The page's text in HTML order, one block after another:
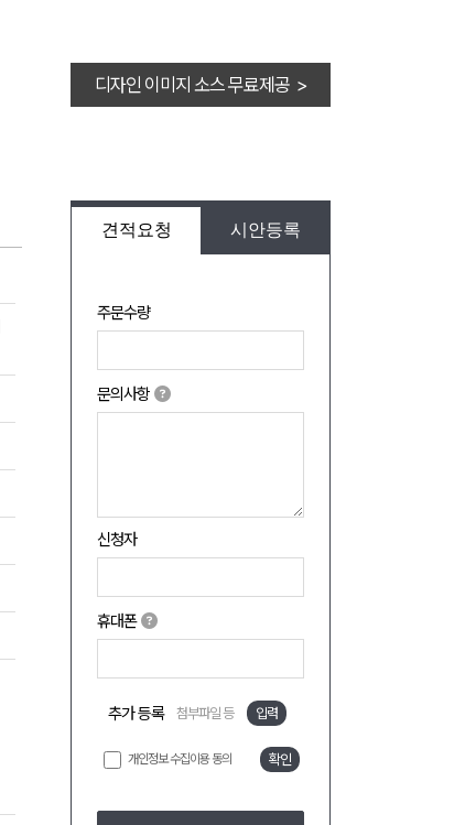
디자인 이미지 소스 무료제공 >
견적요청 시안등록
주문수량
문의사항
신청자
휴대폰
추가 등록 첨부파일 등 입력
개인정보 수집이용 동의 확인